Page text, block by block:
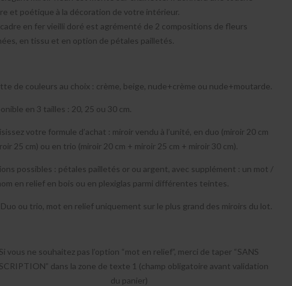
et poétique à la décoration de votre intérieur.
en fer vieilli doré est agrémenté de 2 compositions de fleurs
en tissu et en option de pétales pailletés.
de couleurs au choix : crème, beige, nude+crème ou nude+moutarde.
en 3 tailles : 20, 25 ou 30 cm.
votre formule d’achat : miroir vendu à l’unité, en duo (miroir 20 cm
25 cm) ou en trio (miroir 20 cm + miroir 25 cm + miroir 30 cm).
possibles : pétales pailletés or ou argent, avec supplément : un mot /
en relief en bois ou en plexiglas parmi différentes teintes.
Duo ou trio, mot en relief uniquement sur le plus grand des miroirs du lot.
Si vous ne souhaitez pas l’option “mot en relief”, merci de taper “SANS
dans la zone de texte 1 (champ obligatoire avant validation
du panier)